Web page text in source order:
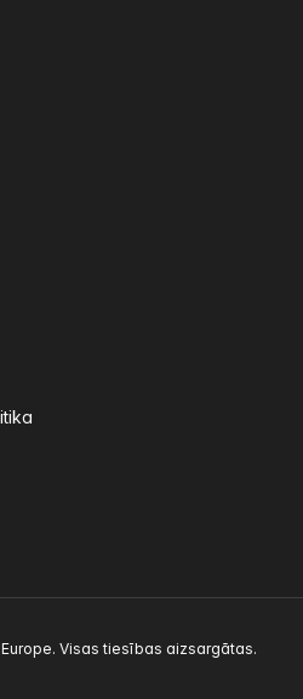
Visas tiesības aizsargātas.